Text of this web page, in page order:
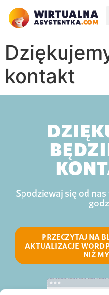
kontakt
Spodziewaj się od
PRZECZYTAJ NA
AKTUALIZACJE
NIŻ